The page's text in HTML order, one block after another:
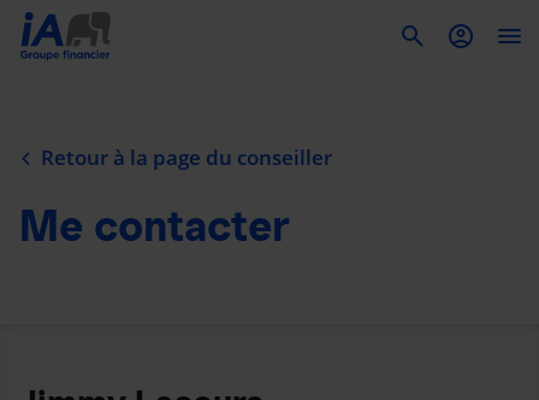
Retour à la page du conseiller
Me contacter